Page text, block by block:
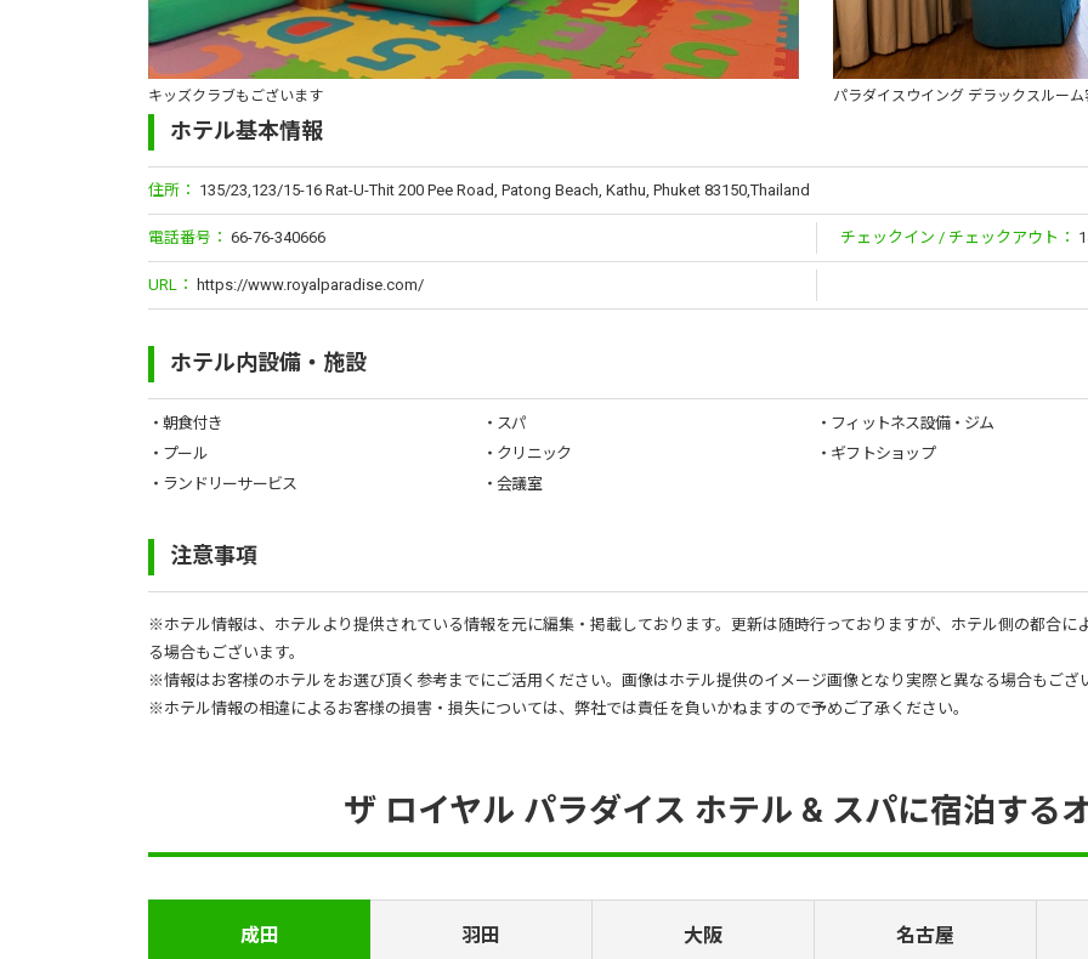
キッズクラブもございます パラダイスウイング デラックスルー
ホテル基本情報
住所： 135/23,123/15-16 Rat-U-Thit 200 Pee Road, Patong Beach, Kathu, Phuket 83150,Thailand
電話番号： 66-76-340666 チェックイン / チェックアウト：
URL： https://www.royalparadise.com/
ホテル内設備・施設
・朝食付き ・スパ
・フィットネス設備・ジム
・プール
・クリニック
・ギフトショップ
・ランドリーサービス
・会議室
注意事項
※ホテル情報は、ホテルより提供されている情報を元に編集・掲載しております。更新は随時行っておりますが、ホテル側の都合に
る場合もございます。
※情報はお客様のホテルをお選び頂く参考までにご活用ください。画像はホテル提供のイメージ画像となり実際と異なる場合もござ
※ホテル情報の相違によるお客様の損害・損失については、弊社では責任を負いかねますので予めご了承ください。
ザ ロイヤル パラダイス ホテル & スパに宿泊する
成田 羽田 大阪 名古屋